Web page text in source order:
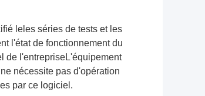
le les séries de tests et les
l'état de fonctionnement du
de l'entrepriseL'équipement
nécessite pas d'opération
par ce logiciel.